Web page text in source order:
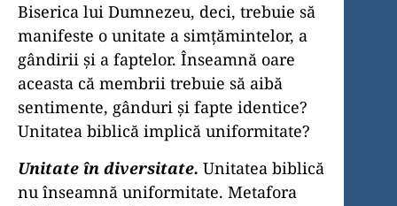
Biserica lui Dumnezeu, deci, trebuie să
manifeste o unitate a simţămintelor, a
gândirii şi a faptelor. Înseamnă oare
aceasta că membrii trebuie să aibă
sentimente, gânduri şi fapte identice?
Unitatea biblică implică uniformitate?
Unitate în diversitate. Unitatea biblică
nu înseamnă uniformitate. Metafora